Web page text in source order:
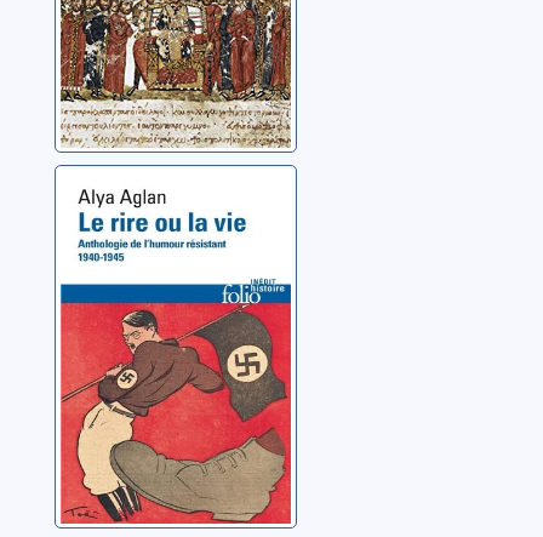
Le rire ou la vie:
anthologie de
l'humour
résistant, 1940-
1945
Aglan, Alya